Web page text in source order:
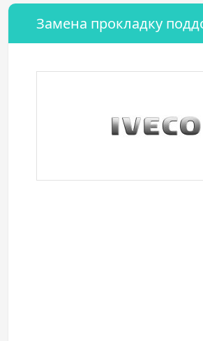
Замена прокладку